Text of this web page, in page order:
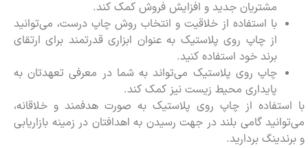
مشتریان جدید و افزایش فروش کمک کند.
با استفاده از خلاقیت و انتخاب روش چاپ درست، می‌توانید
از چاپ روی پلاستیک به عنوان ابزاری قدرتمند برای ارتقای
برند خود استفاده کنید.
چاپ روی پلاستیک می‌تواند به شما در معرفی تعهدتان به
پایداری محیط زیست نیز کمک کند.
با استفاده از چاپ روی پلاستیک به صورت هدفمند و خلاقانه،
می‌توانید گامی بلند در جهت رسیدن به اهدافتان در زمینه بازاریابی
و برندینگ بردارید.